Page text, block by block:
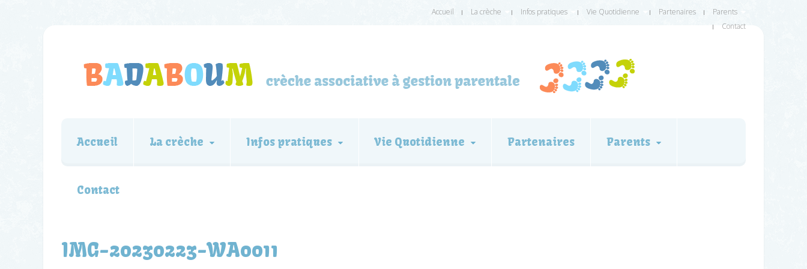
Accueil La crèche Infos pratiques Vie Quotidienne Partenaires
Parents
Contact
Accueil La crèche Infos pratiques Vie Quotidienne Partenaires Parents
Contact
IMG-20230223-WA0011